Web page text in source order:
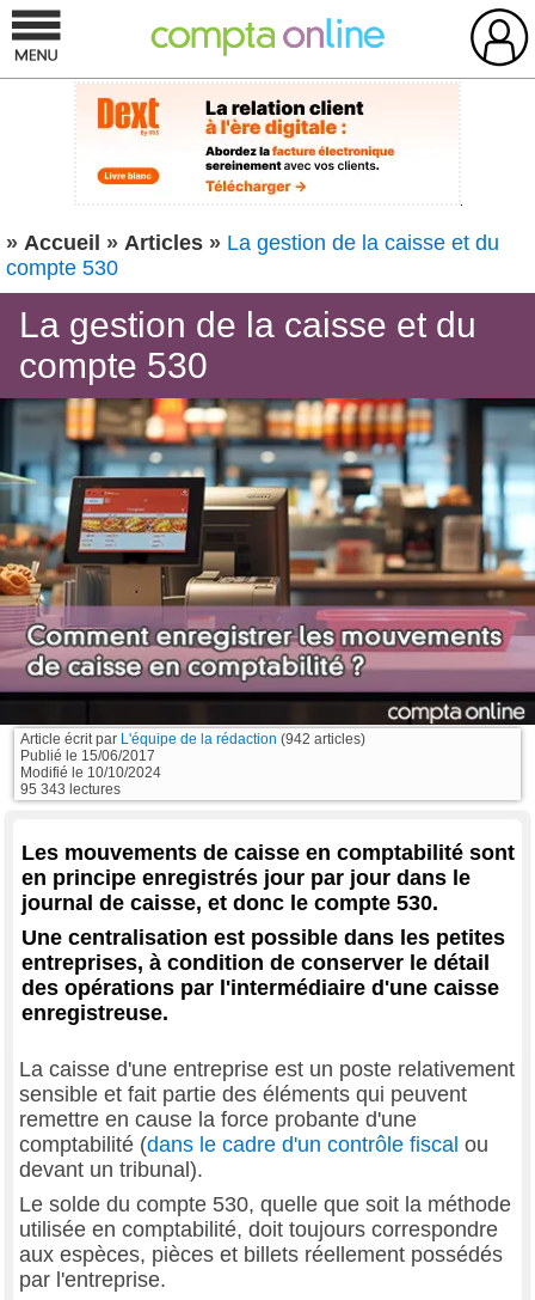
» Accueil » Articles » La gestion de la caisse et du
compte 530
La gestion de la caisse et du
compte 530
Article écrit par L'équipe de la rédaction (942 articles)
Publié le 15/06/2017
Modifié le 10/10/2024
95 343 lectures
Les mouvements de caisse en comptabilité sont
en principe enregistrés jour par jour dans le
journal de caisse, et donc le compte 530.
Une centralisation est possible dans les petites
entreprises, à condition de conserver le détail
des opérations par l'intermédiaire d'une caisse
enregistreuse.
La caisse d'une entreprise est un poste relativement
sensible et fait partie des éléments qui peuvent
remettre en cause la force probante d'une
comptabilité (dans le cadre d'un contrôle fiscal ou
devant un tribunal).
Le solde du compte 530, quelle que soit la méthode
utilisée en comptabilité, doit toujours correspondre
aux espèces, pièces et billets réellement possédés
par l'entreprise.